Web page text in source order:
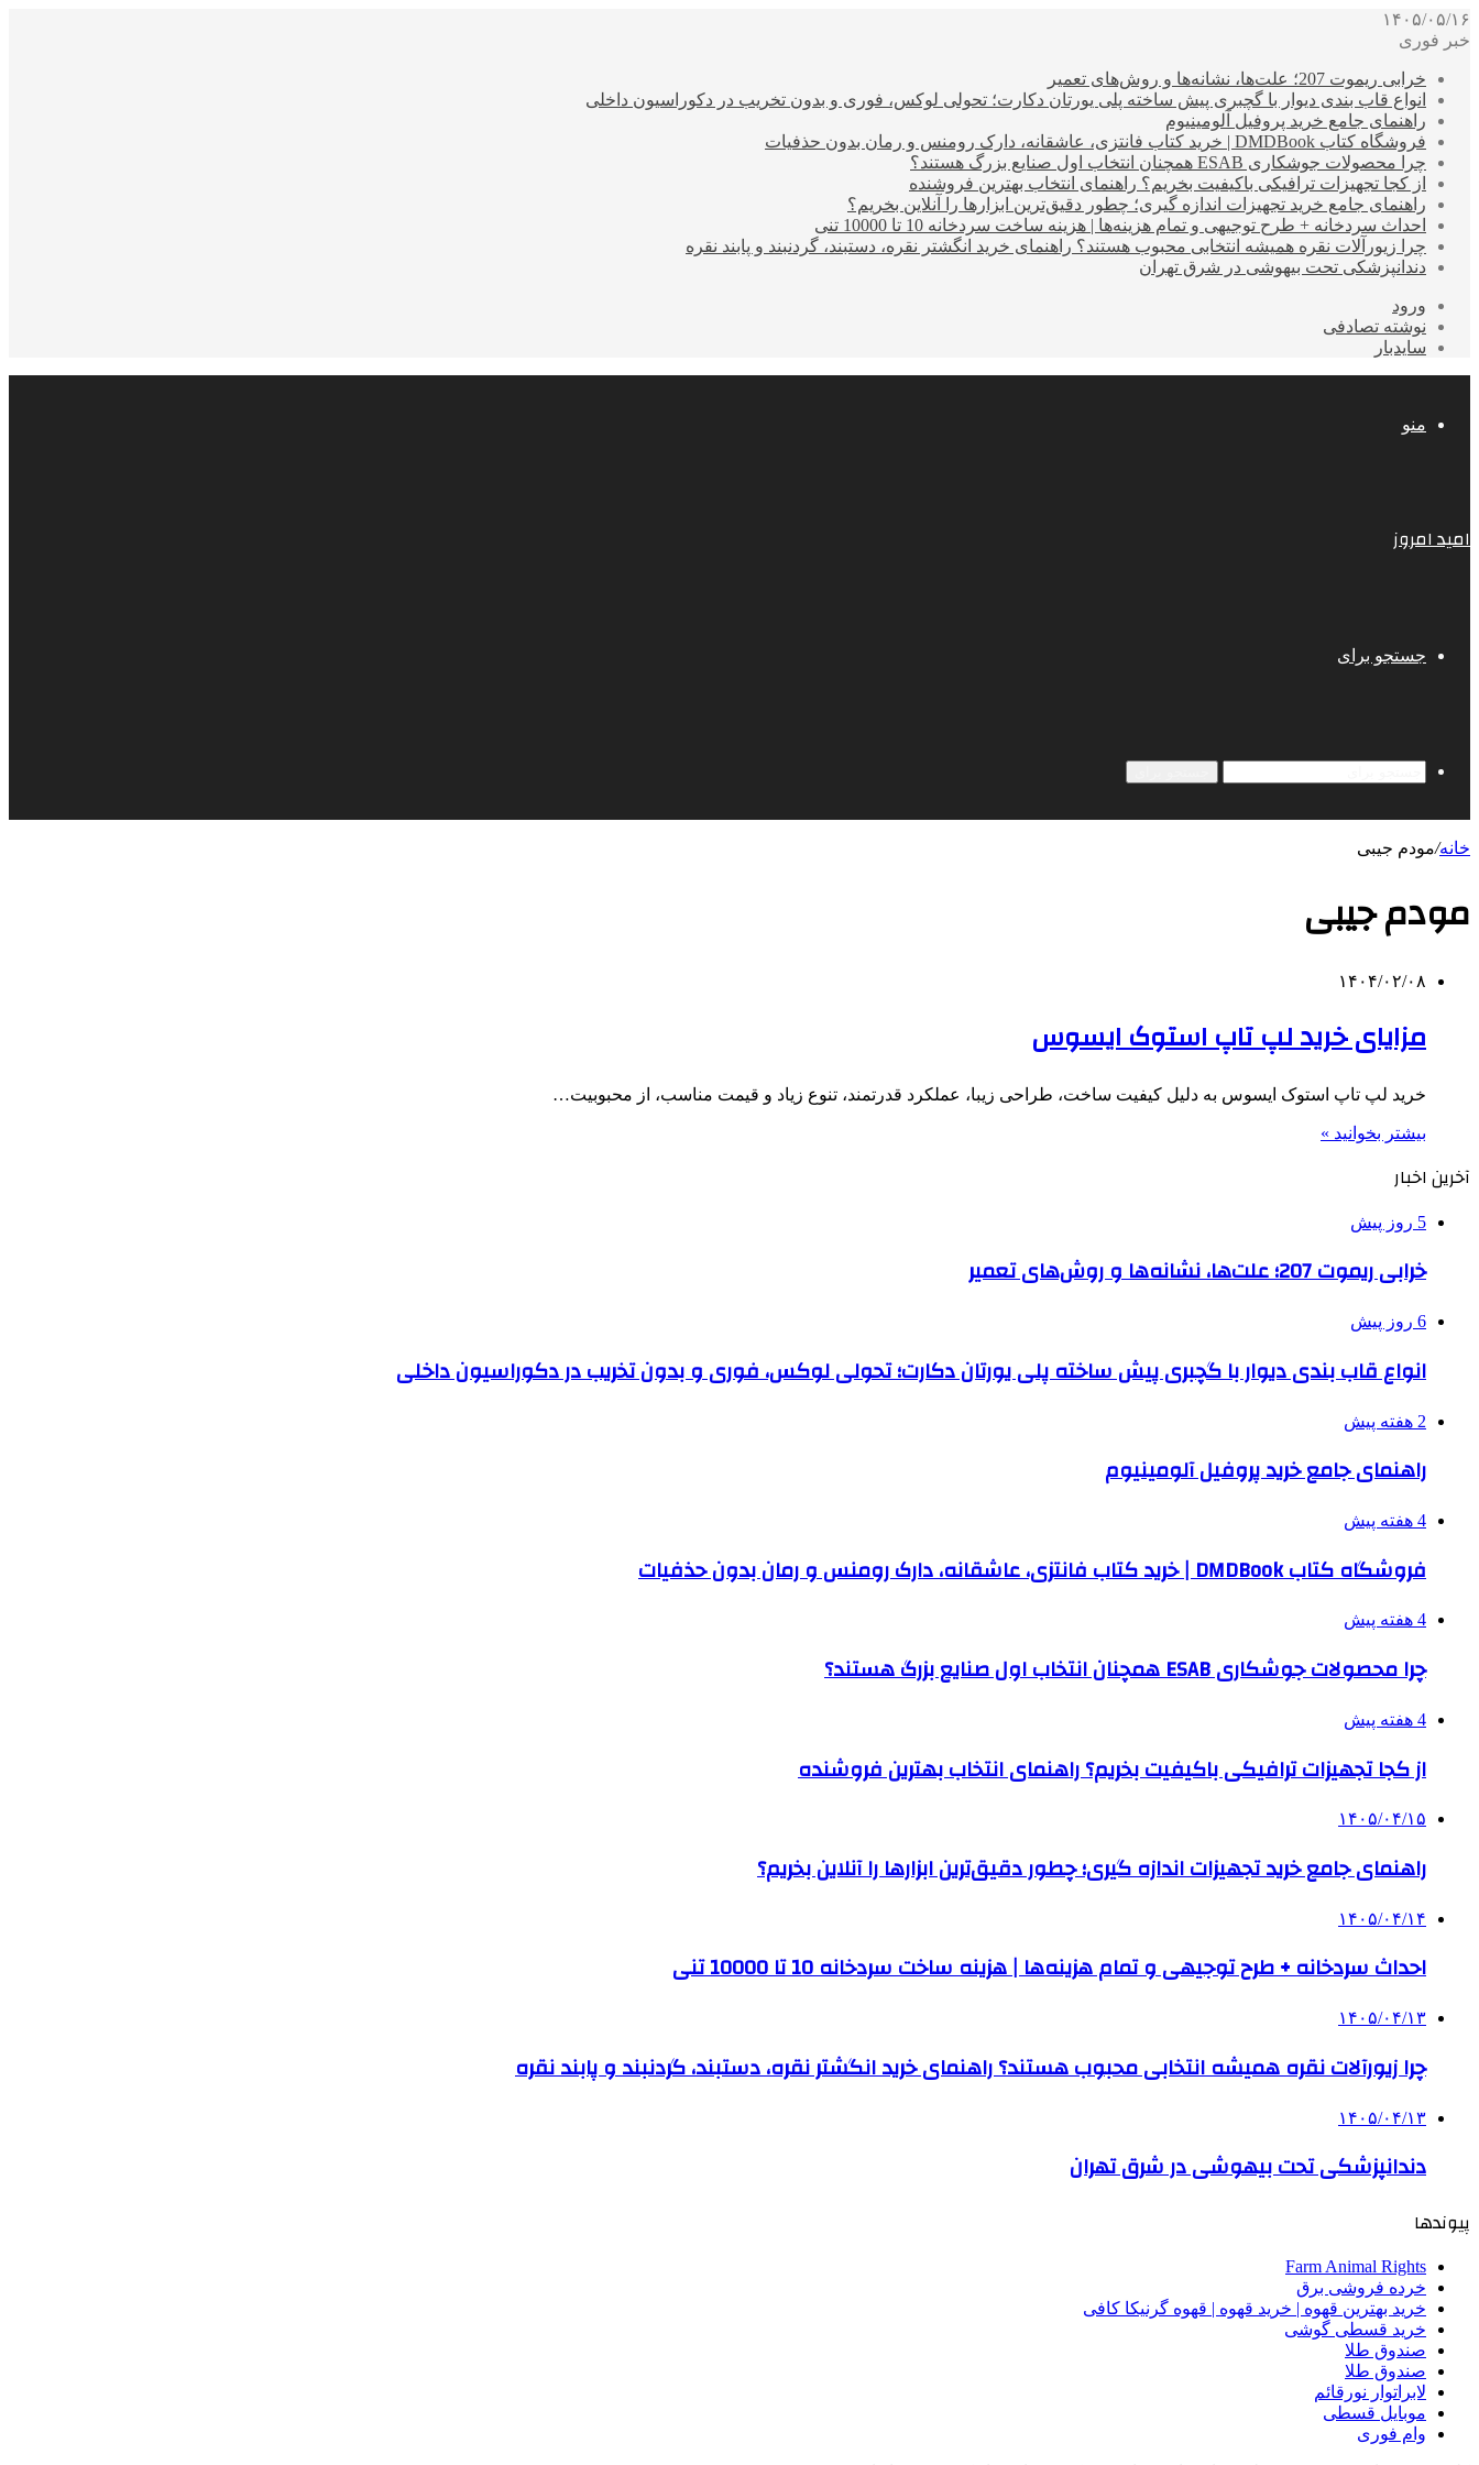
۱۴۰۵/۰۵/۱۶
خبر فوری
خرابی ریموت 207؛ علت‌ها، نشانه‌ها و روش‌های تعمیر
انواع قاب بندی دیوار با گچبری پیش ساخته پلی یورتان دکارت؛ تحولی لوکس، فوری و بدون تخریب در دکوراسیون داخلی
راهنمای جامع خرید پروفیل آلومینیوم
فروشگاه کتاب DMDBook | خرید کتاب فانتزی، عاشقانه، دارک رومنس و رمان بدون حذفیات
چرا محصولات جوشکاری ESAB همچنان انتخاب اول صنایع بزرگ هستند؟
از کجا تجهیزات ترافیکی باکیفیت بخریم؟ راهنمای انتخاب بهترین فروشنده
راهنمای جامع خرید تجهیزات اندازه گیری؛ چطور دقیق‌ترین ابزارها را آنلاین بخریم؟
احداث سردخانه + طرح توجیهی و تمام هزینه‌ها | هزینه ساخت سردخانه 10 تا 10000 تنی
چرا زیورآلات نقره همیشه انتخابی محبوب هستند؟ راهنمای خرید انگشتر نقره، دستبند، گردنبند و پابند نقره
دندانپزشکی تحت بیهوشی در شرق تهران
ورود
نوشته تصادفی
سایدبار
منو
امید امروز
جستجو برای
خانه/مودم جیبی
مودم جیبی
۱۴۰۴/۰۲/۰۸
مزایای خرید لپ تاپ استوک ایسوس
خرید لپ تاپ استوک ایسوس به دلیل کیفیت ساخت، طراحی زیبا، عملکرد قدرتمند، تنوع زیاد و قیمت مناسب، از محبوبیت…
بیشتر بخوانید »
آخرین اخبار
5 روز پیش
خرابی ریموت 207؛ علت‌ها، نشانه‌ها و روش‌های تعمیر
6 روز پیش
انواع قاب بندی دیوار با گچبری پیش ساخته پلی یورتان دکارت؛ تحولی لوکس، فوری و بدون تخریب در دکوراسیون داخلی
2 هفته پیش
راهنمای جامع خرید پروفیل آلومینیوم
4 هفته پیش
فروشگاه کتاب DMDBook | خرید کتاب فانتزی، عاشقانه، دارک رومنس و رمان بدون حذفیات
4 هفته پیش
چرا محصولات جوشکاری ESAB همچنان انتخاب اول صنایع بزرگ هستند؟
4 هفته پیش
از کجا تجهیزات ترافیکی باکیفیت بخریم؟ راهنمای انتخاب بهترین فروشنده
۱۴۰۵/۰۴/۱۵
راهنمای جامع خرید تجهیزات اندازه گیری؛ چطور دقیق‌ترین ابزارها را آنلاین بخریم؟
۱۴۰۵/۰۴/۱۴
احداث سردخانه + طرح توجیهی و تمام هزینه‌ها | هزینه ساخت سردخانه 10 تا 10000 تنی
۱۴۰۵/۰۴/۱۳
چرا زیورآلات نقره همیشه انتخابی محبوب هستند؟ راهنمای خرید انگشتر نقره، دستبند، گردنبند و پابند نقره
۱۴۰۵/۰۴/۱۳
دندانپزشکی تحت بیهوشی در شرق تهران
پیوندها
Farm Animal Rights
خرده فروشی برق
خرید بهترین قهوه | خرید قهوه | قهوه گرنیکا کافی
خرید قسطی گوشی
صندوق طلا
صندوق طلا
لابراتوار نورقائم
موبایل قسطی
وام فوری